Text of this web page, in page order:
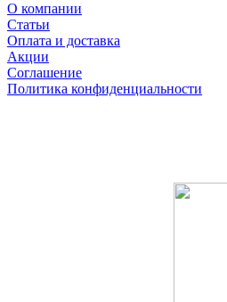
О компании
Статьи
Оплата и доставка
Акции
Соглашение
Политика конфиденциальности